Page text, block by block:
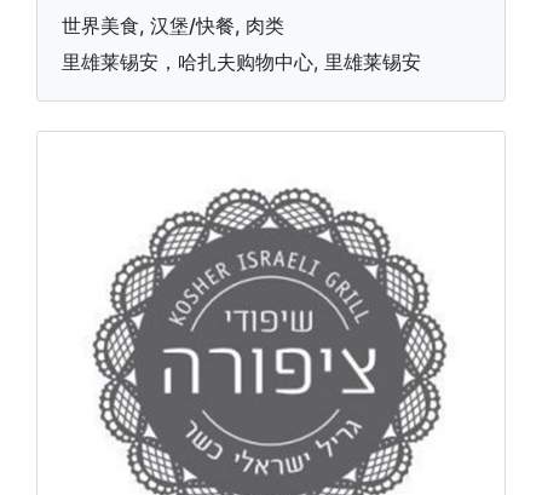
世界美食, 汉堡/快餐, 肉类
里雄莱锡安，哈扎夫购物中心, 里雄莱锡安